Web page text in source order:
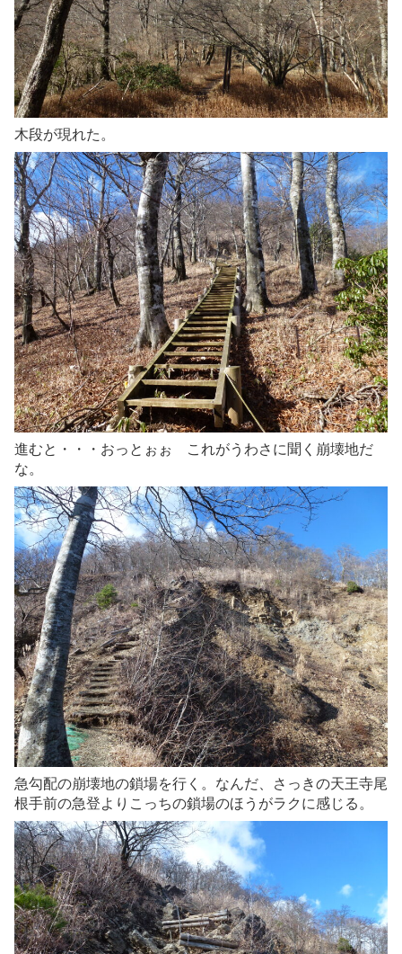
木段が現れた。
進むと・・・おっとぉぉ これがうわさに聞く崩壊地だ
な。
急勾配の崩壊地の鎖場を行く。なんだ、さっきの天王寺尾
根手前の急登よりこっちの鎖場のほうがラクに感じる。